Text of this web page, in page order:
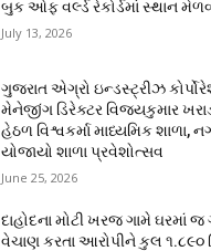
બુક ઓફ વર્લ્ડ રેકોર્ડમાં સ્થાન
July 13, 2026
ગુજરાત એગ્રો ઇન્ડસ્ટ્રીઝ
મેનેજીંગ ડિરેક્ટર વિજયકુમાર
હેઠળ વિશ્વકર્મા માધ્યમિક શાળા,
યોજાયો શાળા પ્રવેશોત્સવ
June 25, 2026
દાહોદના મોટી ખરજ ગામે ઘરમાં જ
વેચાણ કરતા આરોપીને કુલ ૧.૮૯૦